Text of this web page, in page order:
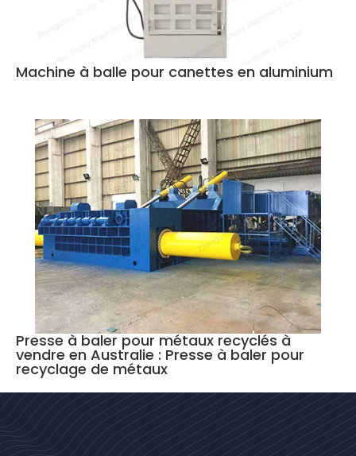
Machine à balle pour canettes en aluminium
Presse à baler pour métaux recyclés à
vendre en Australie : Presse à baler pour
recyclage de métaux